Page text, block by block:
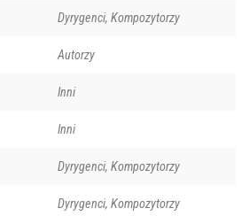
Dyrygenci, Kompozytorzy
Autorzy
Inni
Inni
Dyrygenci, Kompozytorzy
Dyrygenci, Kompozytorzy